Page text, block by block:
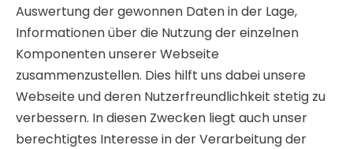
Auswertung der gewonnen Daten in der Lage,
Informationen über die Nutzung der einzelnen
Komponenten unserer Webseite
zusammenzustellen. Dies hilft uns dabei unsere
Webseite und deren Nutzerfreundlichkeit stetig zu
verbessern. In diesen Zwecken liegt auch unser
berechtigtes Interesse in der Verarbeitung der